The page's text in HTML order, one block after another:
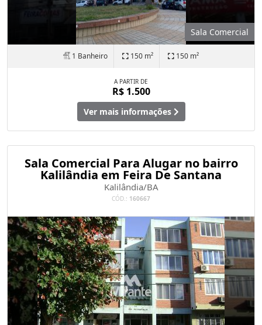
Sala Comercial
1 Banheiro 150 m² 150 m²
A PARTIR DE
R$ 1.500
Ver mais informações
Sala Comercial Para Alugar no bairro
Kalilândia em Feira De Santana
Kalilândia/BA
CÓD.: 160667